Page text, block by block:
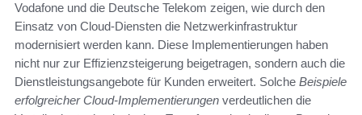
Vodafone und die Deutsche Telekom zeigen, wie durch den
Einsatz von Cloud-Diensten die Netzwerkinfrastruktur
modernisiert werden kann. Diese Implementierungen haben
nicht nur zur Effizienzsteigerung beigetragen, sondern auch die
Dienstleistungsangebote für Kunden erweitert. Solche Beispiele
erfolgreicher Cloud-Implementierungen verdeutlichen die